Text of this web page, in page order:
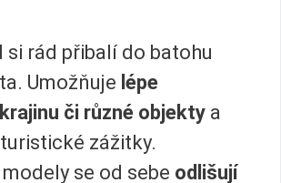
si rád přibalí do batohu
Umožňuje lépe
či různé objekty a
zážitky.
se od sebe odlišují